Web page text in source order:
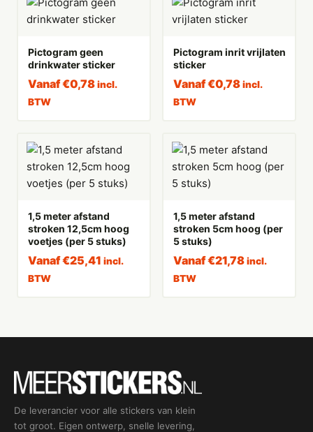
Pictogram geen
drinkwater sticker
Vanaf€0,78 incl.
BTW
Pictogram inrit vrijlaten
sticker
Vanaf€0,78 incl.
BTW
1,5 meter afstand
stroken 12,5cm hoog
voetjes (per 5 stuks)
Vanaf€25,41 incl.
BTW
1,5 meter afstand
stroken 5cm hoog (per
5 stuks)
Vanaf€21,78 incl.
BTW
De leverancier voor alle stickers van klein
tot groot. Eigen ontwerp, snelle levering,